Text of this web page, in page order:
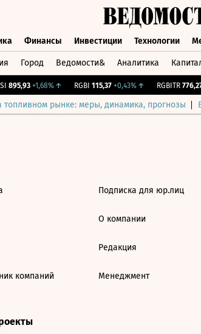
Финансы Инвестиции Технологии
Город Ведомости& Аналитика
895,93 +1,68%↑ RGBI 115,37 +0,43%↑ RGBITR 776,27
топливном рынке: меры, динамика, прогнозы
компаний
Подписка для юр.лиц
О компании
Редакция
Менеджмент